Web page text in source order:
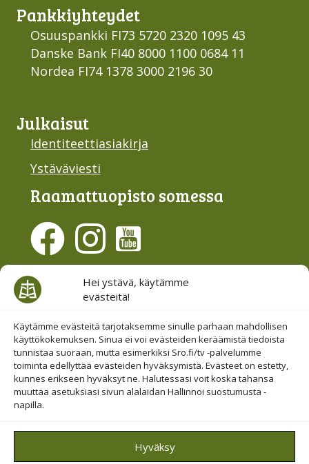
Hei ystävä, käytämme
evästeitä!
Käytämme evästeitä tarjotaksemme sinulle parhaan mahdollisen
käyttökokemuksen. Sinua ei voi evästeiden keräämistä tiedoista
tunnistaa suoraan, mutta esimerkiksi Sro.fi/tv -palvelumme
toiminta edellyttää evästeiden hyväksymistä. Evästeet on estetty,
kunnes erikseen hyväksyt ne. Halutessasi voit koska tahansa
muuttaa asetuksiasi sivun alalaidan Hallinnoi suostumusta -
napilla.
Hyväksy
Pankki­yhteydet
Osuuspankki FI73 5720 2320 1095 43
Danske Bank FI40 8000 1100 0684 11
Nordea FI74 1378 3000 2196 30
Julkaisut
Identiteettiasiakirja
Ystäväviesti
Raamattu­opisto somessa
Evästesuostumus
Hallinnoi evästeitä
Etsi sivuiltamme
© 2019-2026 Suomen Raamattuopiston Säätiö
Saavutettavuus huomioitu